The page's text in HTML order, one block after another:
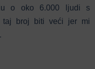
o oko 6.000 ljudi s
taj broj biti veći jer mi